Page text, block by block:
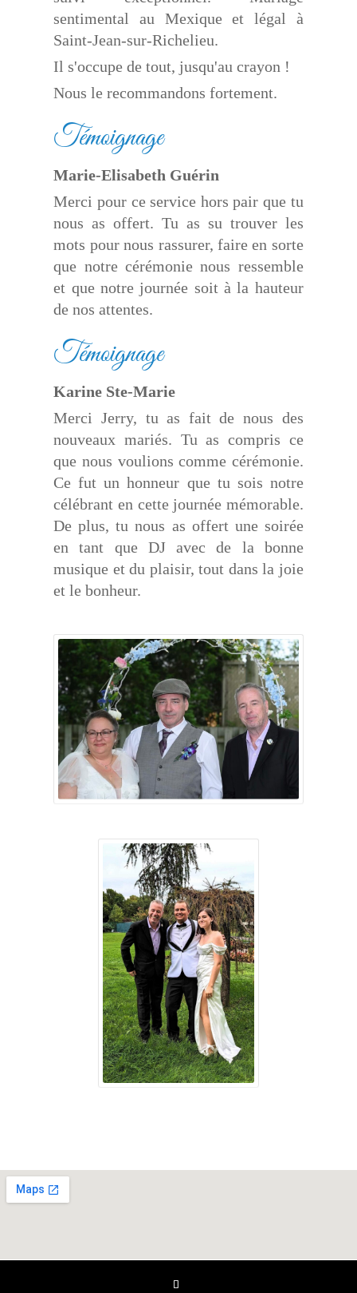
sentimental au Mexique et légal à
Saint-Jean-sur-Richelieu.
Il s'occupe de tout, jusqu'au crayon !
Nous le recommandons fortement.
Témoignage
Marie-Elisabeth Guérin
Merci pour ce service hors pair que tu
nous as offert. Tu as su trouver les
mots pour nous rassurer, faire en sorte
que notre cérémonie nous ressemble
et que notre journée soit à la hauteur
de nos attentes.
Témoignage
Karine Ste-Marie
Merci Jerry, tu as fait de nous des
nouveaux mariés. Tu as compris ce
que nous voulions comme cérémonie.
Ce fut un honneur que tu sois notre
célébrant en cette journée mémorable.
De plus, tu nous as offert une soirée
en tant que DJ avec de la bonne
musique et du plaisir, tout dans la joie
et le bonheur.